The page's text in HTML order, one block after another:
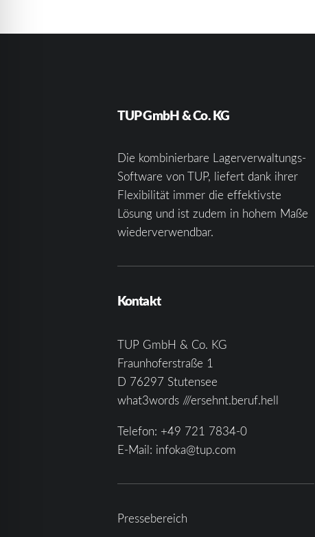
TUP GmbH & Co. KG
Die kombinierbare Lagerverwaltungs-
Software von TUP, liefert dank ihrer
Flexibilität immer die effektivste
Lösung und ist zudem in hohem Maße
wiederverwendbar.
Kontakt
TUP GmbH & Co. KG
Fraunhoferstraße 1
D 76297 Stutensee
what3words ///ersehnt.beruf.hell
Telefon: +49 721 7834-0
E-Mail: infoka@tup.com
Pressebereich